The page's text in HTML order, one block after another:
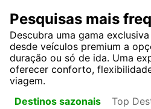
Pesquisas mais
Descubra uma gama
desde veículos premium a
duração ou só de ida. Uma
oferecer conforto,
viagem.
Destinos sazonais
Top